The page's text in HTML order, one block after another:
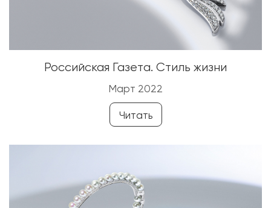
Российская Газета. Стиль жизни
Март 2022
Читать